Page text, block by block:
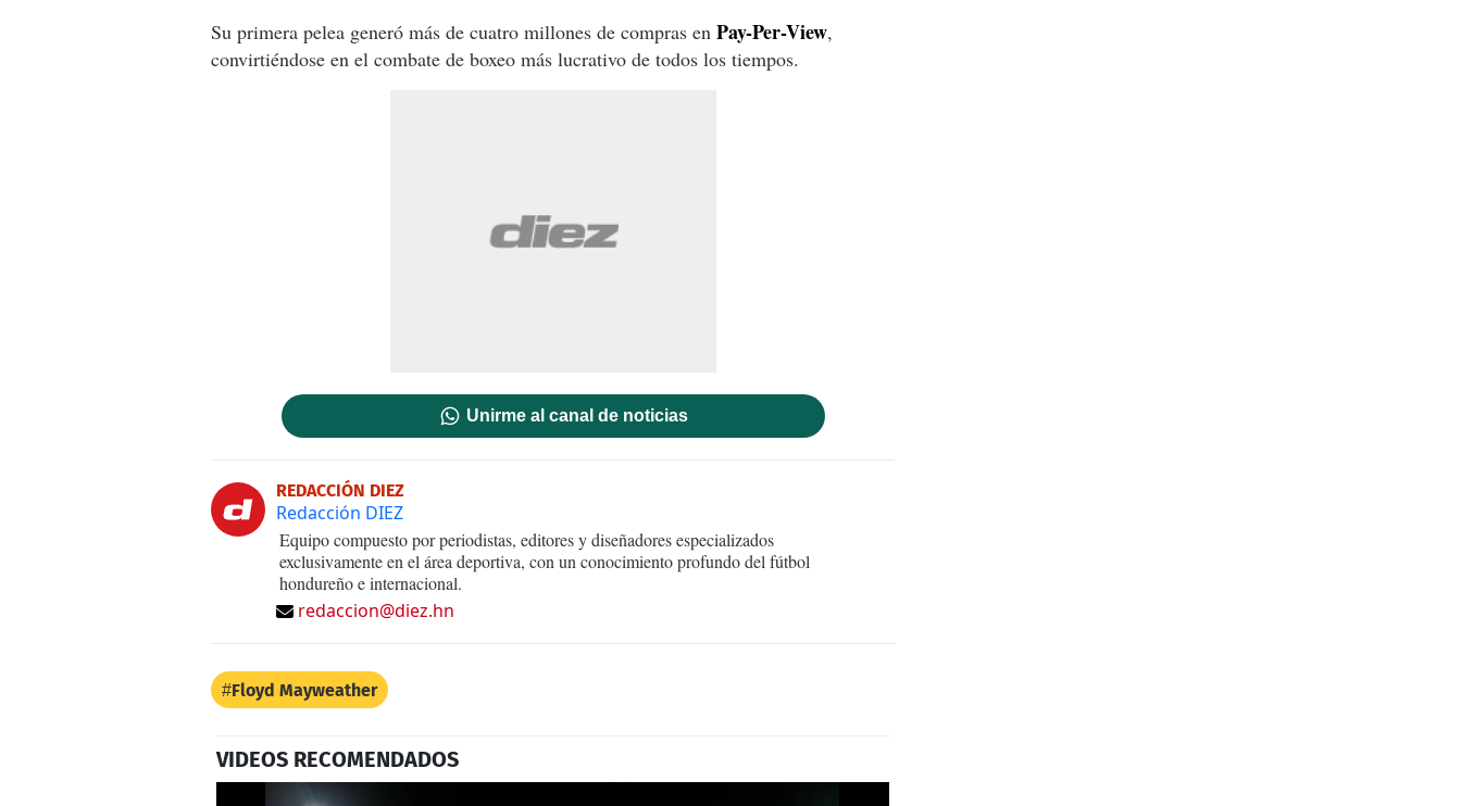
Su primera pelea generó más de cuatro millones de compras en Pay-Per-View,
convirtiéndose en el combate de boxeo más lucrativo de todos los tiempos.
Unirme al canal de noticias
REDACCIÓN DIEZ
Redacción DIEZ
Equipo compuesto por periodistas, editores y diseñadores especializados
exclusivamente en el área deportiva, con un conocimiento profundo del fútbol
hondureño e internacional.
redaccion@diez.hn
Floyd Mayweather
VIDEOS RECOMENDADOS